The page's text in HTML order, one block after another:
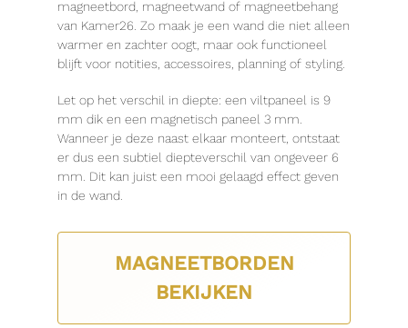
magneetbord, magneetwand of magneetbehang
van Kamer26. Zo maak je een wand die niet alleen
warmer en zachter oogt, maar ook functioneel
blijft voor notities, accessoires, planning of styling.
Let op het verschil in diepte: een viltpaneel is 9
mm dik en een magnetisch paneel 3 mm.
Wanneer je deze naast elkaar monteert, ontstaat
er dus een subtiel diepteverschil van ongeveer 6
mm. Dit kan juist een mooi gelaagd effect geven
in de wand.
MAGNEETBORDEN
BEKIJKEN